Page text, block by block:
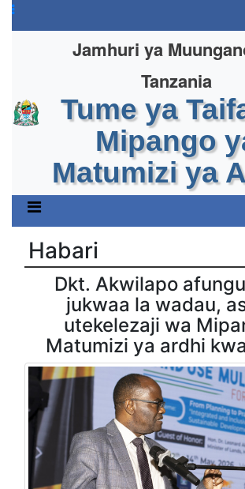
Jamhuri ya
Tanzania
Tume ya
Mipango
Matumizi ya
Habari
Dkt. Akwilapo
jukwaa la wadau,
utekelezaji wa
Matumizi ya ardhi